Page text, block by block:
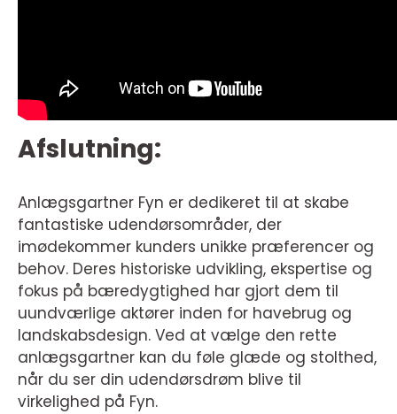
Afslutning:
Anlægsgartner Fyn er dedikeret til at skabe
fantastiske udendørsområder, der
imødekommer kunders unikke præferencer og
behov. Deres historiske udvikling, ekspertise og
fokus på bæredygtighed har gjort dem til
uundværlige aktører inden for havebrug og
landskabsdesign. Ved at vælge den rette
anlægsgartner kan du føle glæde og stolthed,
når du ser din udendørsdrøm blive til
virkelighed på Fyn.